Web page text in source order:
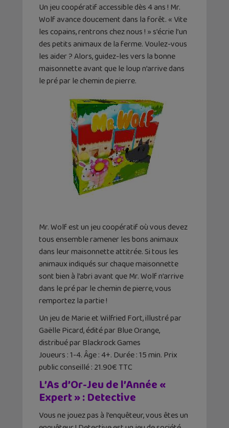
Un jeu coopératif accessible dès 4 ans ! Mr.
Wolf avance doucement dans la forêt. « Vite
les copains, rentrons chez nous ! » s’écrie l’un
des petits animaux de la ferme. Voulez-vous
les aider ? Alors, guidez-les vers la bonne
maisonnette avant que le loup n’arrive dans
le pré par le chemin de pierre.
Mr. Wolf est un jeu coopératif où vous devez
tous ensemble ramener les bons animaux
dans leur maisonnette attitrée. Si tous les
animaux indiqués sur chaque maisonnette
sont bien à l’abri avant que Mr. Wolf n’arrive
dans le pré par le chemin de pierre, vous
remportez la partie !
Un jeu de Marie et Wilfried Fort, illustré par
Gaëlle Picard, édité par Blue Orange,
distribué par Blackrock Games
Joueurs : 1-4. Âge : 4+. Durée : 15 min. Prix
public conseillé : 21.90€ TTC
L’As d’Or-Jeu de l’Année «
Expert » : Detective
Vous ne jouez pas à l’enquêteur, vous êtes un